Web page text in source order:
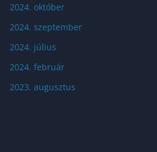
2024. október
2024. szeptember
2024. július
2024. február
2023. augusztus